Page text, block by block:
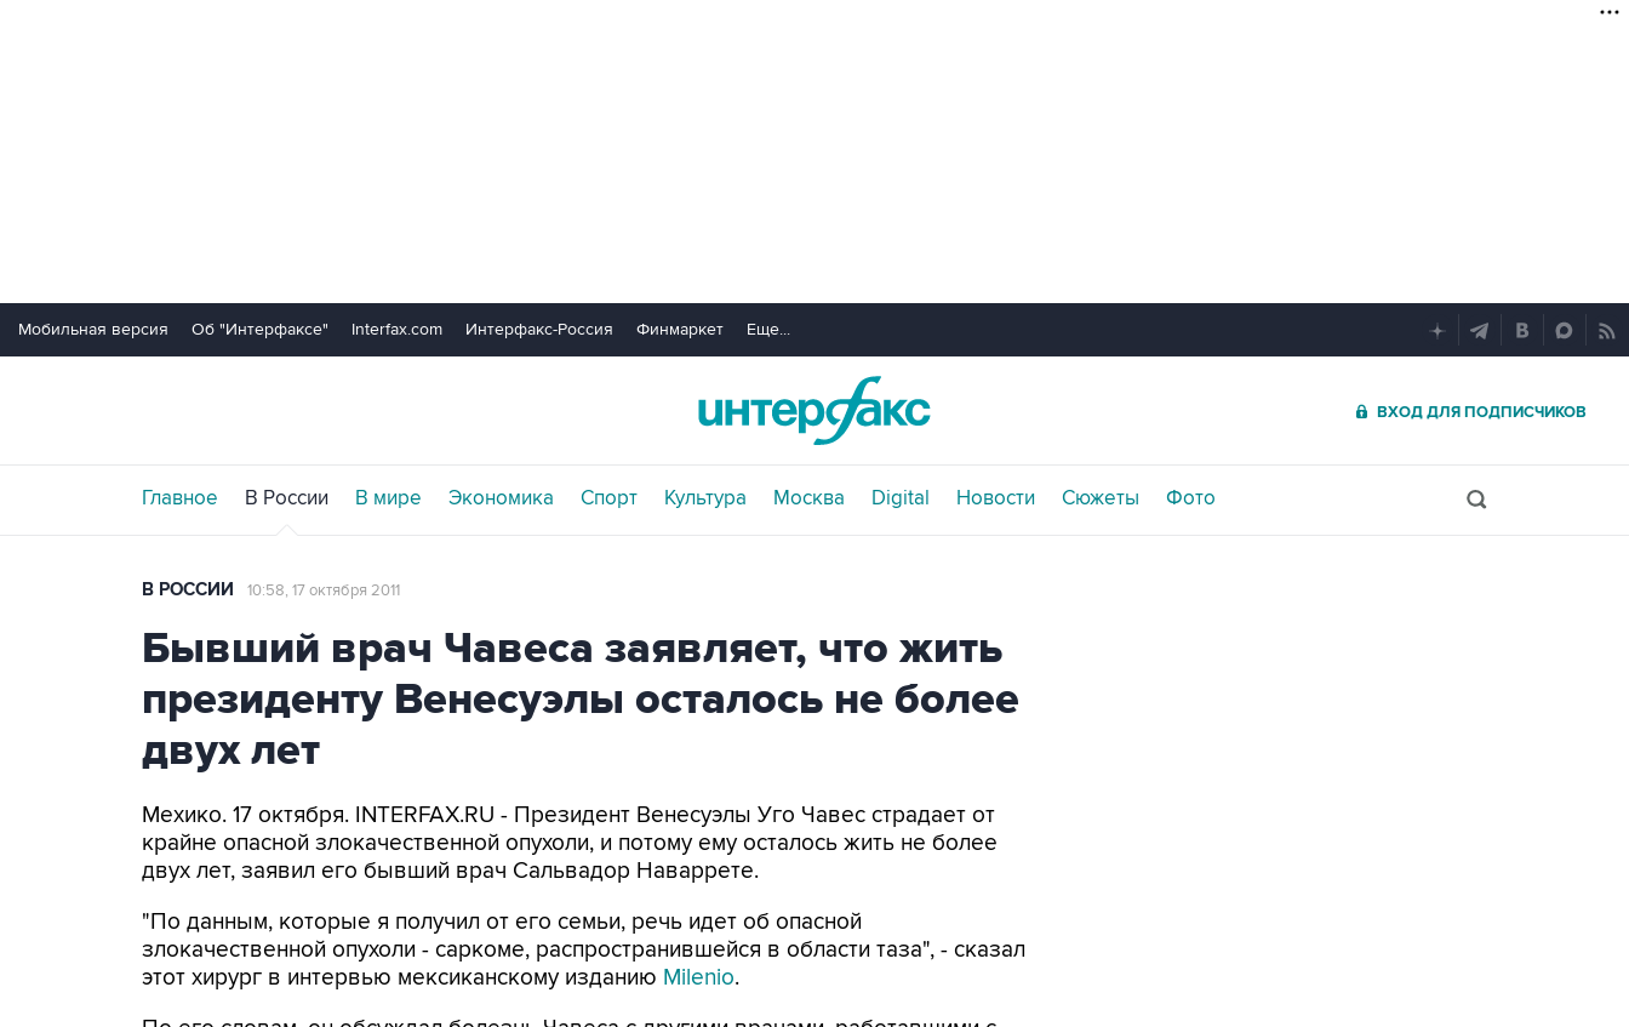
Мобильная версия Об "Интерфаксе" Interfax.com Интерфакс-Россия Финмаркет Еще...
ВХОД ДЛЯ ПОДПИСЧИКОВ
Главное В России В мире Экономика Спорт Культура Москва Digital Новости Сюжеты Фото
В РОССИИ 10:58, 17 октября 2011
Бывший врач Чавеса заявляет, что жить
президенту Венесуэлы осталось не более
двух лет
Мехико. 17 октября. INTERFAX.RU - Президент Венесуэлы Уго Чавес страдает от
крайне опасной злокачественной опухоли, и потому ему осталось жить не более
двух лет, заявил его бывший врач Сальвадор Наваррете.
"По данным, которые я получил от его семьи, речь идет об опасной
злокачественной опухоли - саркоме, распространившейся в области таза", - сказал
этот хирург в интервью мексиканскому изданию Milenio.